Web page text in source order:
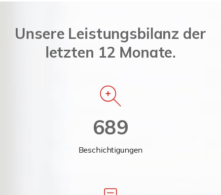
Unsere Leistungsbilanz der
letzten 12 Monate.
689
Beschichtigungen